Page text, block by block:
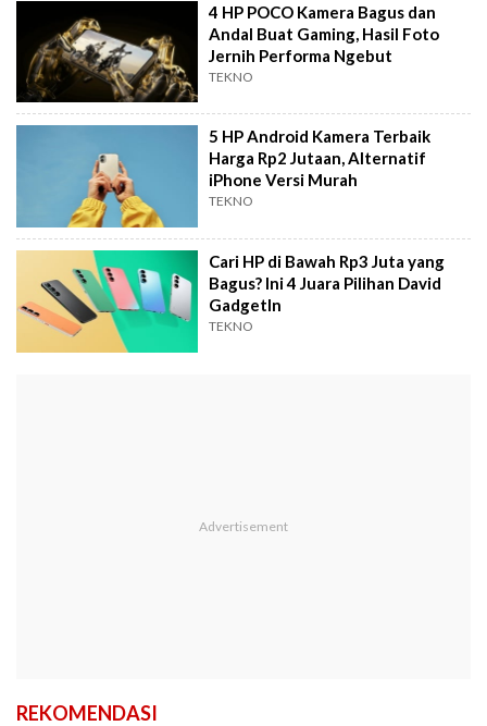
4 HP POCO Kamera Bagus dan
Andal Buat Gaming, Hasil Foto
Jernih Performa Ngebut
TEKNO
5 HP Android Kamera Terbaik
Harga Rp2 Jutaan, Alternatif
iPhone Versi Murah
TEKNO
Cari HP di Bawah Rp3 Juta yang
Bagus? Ini 4 Juara Pilihan David
GadgetIn
TEKNO
REKOMENDASI